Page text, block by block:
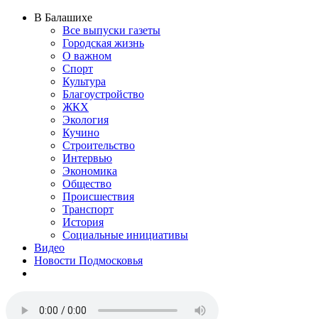
В Балашихе
Все выпуски газеты
Городская жизнь
О важном
Спорт
Культура
Благоустройство
ЖКХ
Экология
Кучино
Строительство
Интервью
Экономика
Общество
Происшествия
Транспорт
История
Социальные инициативы
Видео
Новости Подмосковья